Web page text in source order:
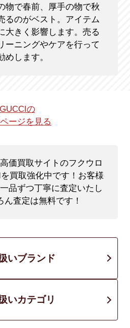
物で春前、厚手の物で秋
るのがベスト。アイテム
大きく影響します。売る
ーニングやケアを行って
めします。
GUCCIの
ージを見る
価買取サイトのフクウロ
買取強化中です！ お客様
品ずつ丁寧に査定いたし
ん査定は無料です！
いブランド
いカテゴリ